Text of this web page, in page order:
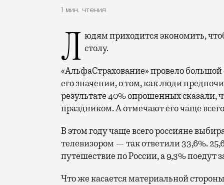
1 мин. чтения
Людям приходится экономить, чтобы купить подарки и продукты к праздничному столу.
«АльфаСтрахование» провело
его значении, о том, как люди
результате 40% опрошенных
праздником. А отмечают его чаще
В этом году чаще всего россияне
телевизором — так ответили 33,6%.
путешествие по России, а 9,3% поедут
Что же касается материальной